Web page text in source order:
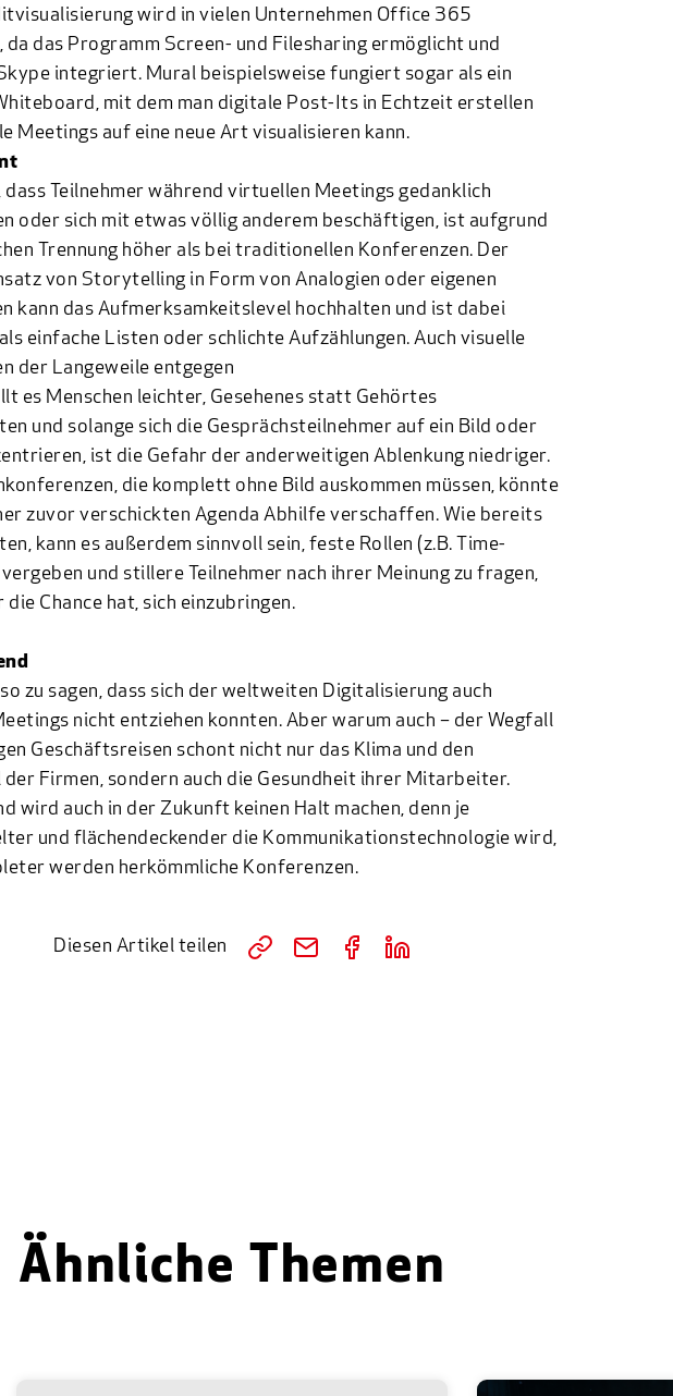
wird in vielen Unternehmen Office 365
das Programm Screen- und Filesharing ermöglicht und
integriert. Mural beispielsweise fungiert sogar als ein
mit dem man digitale Post-Its in Echtzeit erstellen
Meetings auf eine neue Art visualisieren kann.
dass Teilnehmer während virtuellen Meetings gedanklich
oder sich mit etwas völlig anderem beschäftigen, ist aufgrund
Trennung höher als bei traditionellen Konferenzen. Der
von Storytelling in Form von Analogien oder eigenen
kann das Aufmerksamkeitslevel hochhalten und ist dabei
einfache Listen oder schlichte Aufzählungen. Auch visuelle
der Langeweile entgegen
es Menschen leichter, Gesehenes statt Gehörtes
und solange sich die Gesprächsteilnehmer auf ein Bild oder
ist die Gefahr der anderweitigen Ablenkung niedriger.
die komplett ohne Bild auskommen müssen, könnte
zuvor verschickten Agenda Abhilfe verschaffen. Wie bereits
kann es außerdem sinnvoll sein, feste Rollen (z.B. Time-
und stillere Teilnehmer nach ihrer Meinung zu fragen,
Chance hat, sich einzubringen.
zu sagen, dass sich der weltweiten Digitalisierung auch
nicht entziehen konnten. Aber warum auch – der Wegfall
Geschäftsreisen schont nicht nur das Klima und den
Firmen, sondern auch die Gesundheit ihrer Mitarbeiter.
wird auch in der Zukunft keinen Halt machen, denn je
und flächendeckender die Kommunikationstechnologie wird,
werden herkömmliche Konferenzen.
Diesen Artikel teilen
Ähnliche Themen